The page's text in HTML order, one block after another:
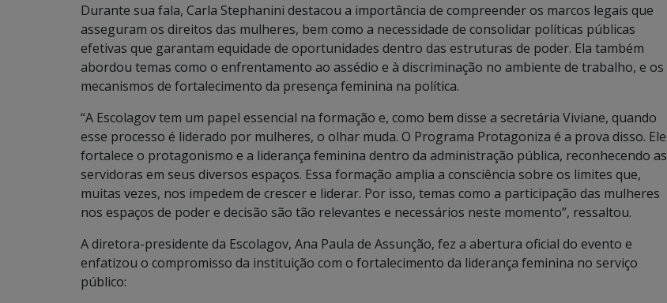
Durante sua fala, Carla Stephanini destacou a importância de compreender os marcos legais que
asseguram os direitos das mulheres, bem como a necessidade de consolidar políticas públicas
efetivas que garantam equidade de oportunidades dentro das estruturas de poder. Ela também
abordou temas como o enfrentamento ao assédio e à discriminação no ambiente de trabalho, e os
mecanismos de fortalecimento da presença feminina na política.
“A Escolagov tem um papel essencial na formação e, como bem disse a secretária Viviane, quando
esse processo é liderado por mulheres, o olhar muda. O Programa Protagoniza é a prova disso. Ele
fortalece o protagonismo e a liderança feminina dentro da administração pública, reconhecendo as
servidoras em seus diversos espaços. Essa formação amplia a consciência sobre os limites que,
muitas vezes, nos impedem de crescer e liderar. Por isso, temas como a participação das mulheres
nos espaços de poder e decisão são tão relevantes e necessários neste momento”, ressaltou.
A diretora-presidente da Escolagov, Ana Paula de Assunção, fez a abertura oficial do evento e
enfatizou o compromisso da instituição com o fortalecimento da liderança feminina no serviço
público: